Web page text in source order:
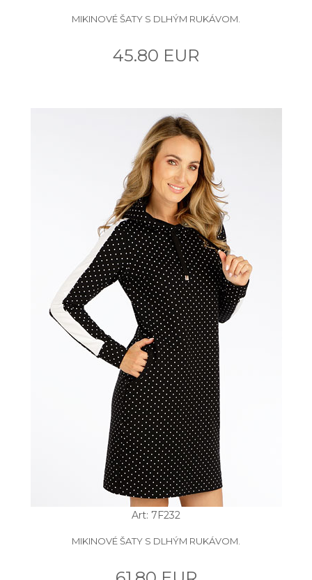
MIKINOVÉ ŠATY S DLHÝM RUKÁVOM.
45.80 EUR
Art: 7F232
MIKINOVÉ ŠATY S DLHÝM RUKÁVOM.